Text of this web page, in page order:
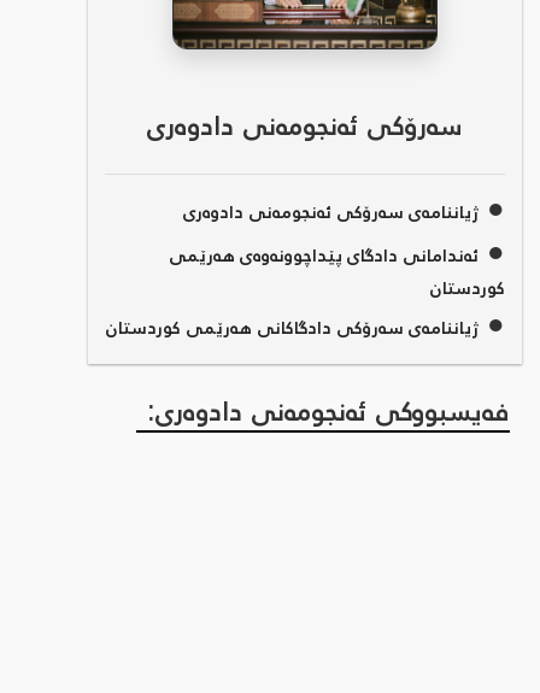
سەرۆکی ئەنجومەنی دادوەری
●ژیاننامەی سەرۆکی ئەنجومەنی دادوەری
● ئەندامانی دادگای پێداچوونەوەی هەرێمی
کوردستان
●ژیاننامەی سەرۆکی دادگاکانی هەرێمی کوردستان
فەیسبووکی ئەنجومەنی دادوەری: